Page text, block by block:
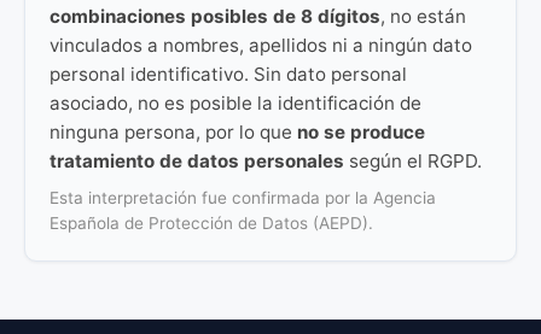
combinaciones posibles de 8 dígitos, no están
vinculados a nombres, apellidos ni a ningún dato
personal identificativo. Sin dato personal
asociado, no es posible la identificación de
ninguna persona, por lo que no se produce
tratamiento de datos personales según el RGPD.
Esta interpretación fue confirmada por la Agencia
Española de Protección de Datos (AEPD).